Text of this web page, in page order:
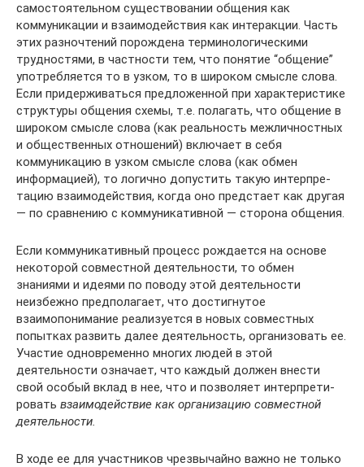
самостоятельном существовании общения как
коммуникации и взаимодействия как интеракции. Часть
этих разночтений по­рождена терминологическими
трудностями, в частности тем, что понятие “общение”
употребляется то в узком, то в широком смыс­ле слова.
Если придерживаться предложенной при характеристике
структуры общения схемы, т.е. полагать, что общение в
широком смысле слова (как реальность межличностных
и общественных от­ношений) включает в себя
коммуникацию в узком смысле слова (как обмен
информацией), то логично допустить такую интерпре­
тацию взаимодействия, когда оно предстает как другая
— по срав­нению с коммуникативной — сторона общения.
Если коммуникативный процесс рождается на основе
некото­рой совместной деятельности, то обмен
знаниями и идеями по поводу этой деятельности
неизбежно предполагает, что достигнутое
взаимопонимание реализуется в новых совместных
попытках развить далее деятельность, организовать ее.
Участие одновремен­но многих людей в этой
деятельности означает, что каждый дол­жен внести
свой особый вклад в нее, что и позволяет интерпрети­
ровать взаимодействие как организацию совместной
деятельности.
В ходе ее для участников чрезвычайно важно не только